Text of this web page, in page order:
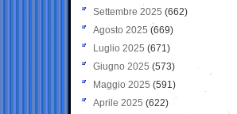
Settembre 2025 (662)
Agosto 2025 (669)
Luglio 2025 (671)
Giugno 2025 (573)
Maggio 2025 (591)
Aprile 2025 (622)